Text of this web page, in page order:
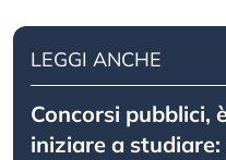
LEGGI ANCHE
Concorsi pubblici,
iniziare a